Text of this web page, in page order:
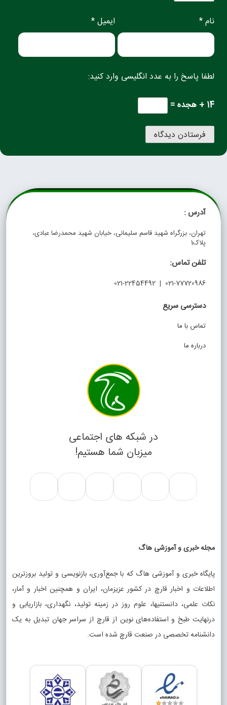
نام * ایمیل *
لطفا پاسخ را به عدد انگلیسی وارد کنید:
14 + هجده =
آدرس :
تهران، بزرگراه شهید قاسم سلیمانی، خیابان شهید محمدرضا عبادی،
پلاک1
تلفن تماس:
021-77720986 | 021-22454492
دسترسی سریع
تماس با ما
درباره ما
در شبکه های اجتماعی
میزبان شما هستیم!
مجله خبری و آموزشی هاگ
پایگاه خبری و آموزشی هاگ که با جمع‌آوری، بازنویسی و تولید بروزترین
اطلاعات و اخبار قارچ در کشور عزیزمان، ایران و همچنین اخبار و آمار،
نکات علمی، دانستنیها، علوم روز در زمینه تولید، نگهداری، بازاریابی و
درنهایت طبخ و استفاده‌های نوین از قارچ از سراسر جهان تبدیل به یک
دانشنامه تخصصی در صنعت قارچ شده است.